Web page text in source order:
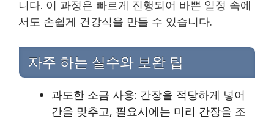
니다. 이 과정은 빠르게 진행되어 바쁜 일정 속에
서도 손쉽게 건강식을 만들 수 있습니다.
자주 하는 실수와 보완 팁
과도한 소금 사용: 간장을 적당하게 넣어
간을 맞추고, 필요시에는 미리 간장을 조